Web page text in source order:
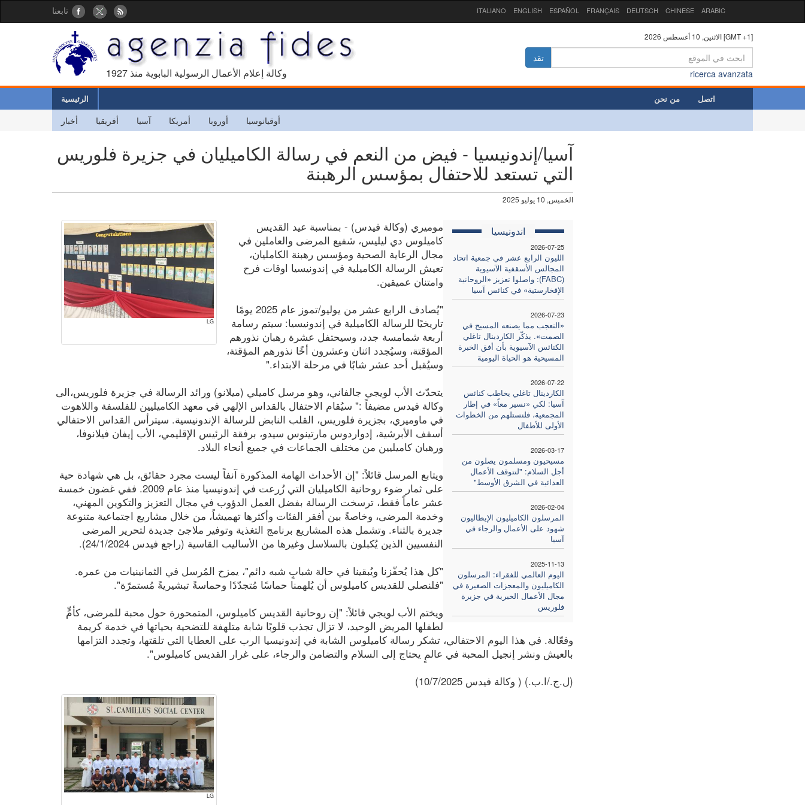
تابعنا ITALIANO ENGLISH ESPAÑOL FRANÇAIS DEUTSCH CHINESE ARABIC
1927 وكالة إعلام الأعمال الرسولية البابوية منذ
الاثنين, 10 أغسطس 2026 [GMT +1]
تقد
ricerca avanzata
الرئيسية من نحن اتصل
أخبار أفريقيا آسيا أمريكا أوروبا أوقيانوسيا
آسيا/إندونيسيا - فيض من النعم في رسالة الكاميليان في جزيرة فلوريس
التي تستعد للاحتفال بمؤسس الرهبنة
الخميس, 10 يوليو 2025
LG
اندونيسيا
2026-07-25
الليون الرابع عشر في جمعية اتحاد
المجالس الأسقفية الآسيوية
(FABC): واصلوا تعزيز «الروحانية
الإفخارستية» في كنائس آسيا
2026-07-23
«التعجب مما يصنعه المسيح في
الصمت». يذكّر الكاردينال تاغلي
الكنائس الآسيوية بأن أفق الخبرة
المسيحية هو الحياة اليومية
2026-07-22
الكاردينال تاغلي يخاطب كنائس
آسيا: لكي «نسير معاً» في إطار
المجمعية، فلنستلهم من الخطوات
الأولى للأطفال
2026-03-17
مسيحيون ومسلمون يصلون من
أجل السلام: "لتتوقف الأعمال
العدائية في الشرق الأوسط"
2026-02-04
المرسلون الكاميليون الإيطاليون
شهود على الأعمال والرجاء في
آسيا
2025-11-13
اليوم العالمي للفقراء: المرسلون
الكاميليون والمعجزات الصغيرة في
مجال الأعمال الخيرية في جزيرة
فلوريس
موميري (وكالة فيدس) - بمناسبة عيد القديس
كاميلوس دي ليليس، شفيع المرضى والعاملين في
مجال الرعاية الصحية ومؤسس رهبنة الكامليان،
تعيش الرسالة الكاميلية في إندونيسيا اوقات فرح
وامتنان عميقين.
"يُصادف الرابع عشر من يوليو/تموز عام 2025 يومًا
تاريخيًا للرسالة الكاميلية في إندونيسيا: سيتم رسامة
أربعة شمامسة جدد، وسيحتفل عشرة رهبان نذورهم
المؤقتة، وسيُجدد اثنان وعشرون أخًا نذورهم المؤقتة،
وسيُقبل أحد عشر شابًا في مرحلة الابتداء."
يتحدّث الأب لويجي جالفاني، وهو مرسل كاميلي (ميلانو) ورائد الرسالة في جزيرة فلوريس،الى
وكالة فيدس مضيفاً :" سيُقام الاحتفال بالقداس الإلهي في معهد الكاميليين للفلسفة واللاهوت
في ماوميري، بجزيرة فلوريس، القلب النابض للرسالة الإندونيسية. سيترأس القداس الاحتفالي
أسقف الأبرشية، إدواردوس مارتينوس سيدو، برفقة الرئيس الإقليمي، الأب إيفان فيلانوفا،
ورهبان كاميليين من مختلف الجماعات في جميع أنحاء البلاد.
ويتابع المرسل قائلاً: "إن الأحداث الهامة المذكورة آنفاً ليست مجرد حقائق، بل هي شهادة حية
على ثمار ضوء روحانية الكاميليان التي زُرعت في إندونيسيا منذ عام 2009. ففي غضون خمسة
عشر عاماً فقط، ترسخت الرسالة بفضل العمل الدؤوب في مجال التعزيز والتكوين المهني،
وخدمة المرضى، وخاصةً بين أفقر الفئات وأكثرها تهميشاً، من خلال مشاريع اجتماعية متنوعة
جديرة بالثناء. وتشمل هذه المشاريع برنامج التغذية وتوفير ملاجئ جديدة لتحرير المرضى
النفسيين الذين يُكبلون بالسلاسل وغيرها من الأساليب القاسية (راجع فيدس 24/1/2024).
"كل هذا يُحفّزنا ويُبقينا في حالة شبابٍ شبه دائم"، يمزح المُرسل في الثمانينيات من عمره.
"فلنصلي للقديس كاميلوس أن يُلهمنا حماسًا مُتجدّدًا وحماسةً تبشيريةً مُستمرّة".
ويختم الأب لويجي قائلاً: "إن روحانية القديس كاميلوس، المتمحورة حول محبة للمرضى، كأمٍّ
لطفلها المريض الوحيد، لا تزال تجذب قلوبًا شابة متلهفة للتضحية بحياتها في خدمة كريمة
وفعّالة. في هذا اليوم الاحتفالي، تشكر رسالة كاميلوس الشابة في إندونيسيا الرب على العطايا التي تلقتها، وتجدد التزامها
بالعيش ونشر إنجيل المحبة في عالمٍ يحتاج إلى السلام والتضامن والرجاء، على غرار القديس كاميلوس".
(ل.ج./ا.ب.) ( وكالة فيدس 10/7/2025)
LG